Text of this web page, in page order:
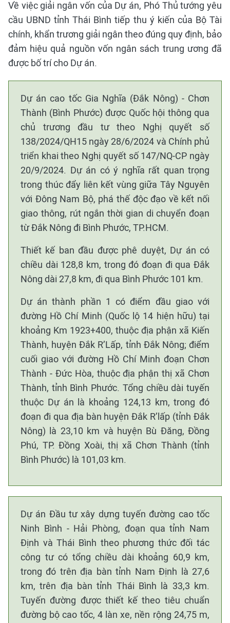
Về việc giải ngân vốn của Dự án, Phó Thủ tướng yêu
cầu UBND tỉnh Thái Bình tiếp thu ý kiến của Bộ Tài
chính, khẩn trương giải ngân theo đúng quy định, bảo
đảm hiệu quả nguồn vốn ngân sách trung ương đã
được bố trí cho Dự án.
Dự án cao tốc Gia Nghĩa (Đắk Nông) - Chơn
Thành (Bình Phước) được Quốc hội thông qua
chủ trương đầu tư theo Nghị quyết số
138/2024/QH15 ngày 28/6/2024 và Chính phủ
triển khai theo Nghị quyết số 147/NQ-CP ngày
20/9/2024. Dự án có ý nghĩa rất quan trọng
trong thúc đẩy liên kết vùng giữa Tây Nguyên
với Đông Nam Bộ, phá thế độc đạo về kết nối
giao thông, rút ngắn thời gian di chuyển đoạn
từ Đắk Nông đi Bình Phước, TP.HCM.
Thiết kế ban đầu được phê duyệt, Dự án có
chiều dài 128,8 km, trong đó đoạn đi qua Đắk
Nông dài 27,8 km, đi qua Bình Phước 101 km.
Dự án thành phần 1 có điểm đầu giao với
đường Hồ Chí Minh (Quốc lộ 14 hiện hữu) tại
khoảng Km 1923+400, thuộc địa phận xã Kiến
Thành, huyện Đắk R’Lấp, tỉnh Đắk Nông; điểm
cuối giao với đường Hồ Chí Minh đoạn Chơn
Thành - Đức Hòa, thuộc địa phận thị xã Chơn
Thành, tỉnh Bình Phước. Tổng chiều dài tuyến
thuộc Dự án là khoảng 124,13 km, trong đó
đoạn đi qua địa bàn huyện Đắk R’lấp (tỉnh Đắk
Nông) là 23,10 km và huyện Bù Đăng, Đồng
Phú, TP. Đồng Xoài, thị xã Chơn Thành (tỉnh
Bình Phước) là 101,03 km.
Dự án Đầu tư xây dựng tuyến đường cao tốc
Ninh Bình - Hải Phòng, đoạn qua tỉnh Nam
Định và Thái Bình theo phương thức đối tác
công tư có tổng chiều dài khoảng 60,9 km,
trong đó trên địa bàn tỉnh Nam Định là 27,6
km, trên địa bàn tỉnh Thái Bình là 33,3 km.
Tuyến đường được thiết kế theo tiêu chuẩn
đường bộ cao tốc, 4 làn xe, nền rộng 24,75 m,